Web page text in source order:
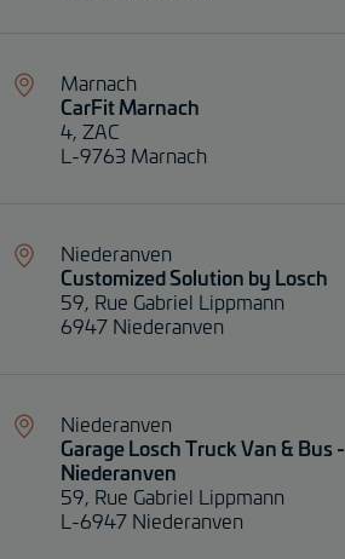
Marnach
CarFit Marnach
4, ZAC
L-9763 Marnach
Niederanven
Customized Solution by Losch
59, Rue Gabriel Lippmann
6947 Niederanven
Niederanven
Garage Losch Truck Van & Bus -
Niederanven
59, Rue Gabriel Lippmann
L-6947 Niederanven